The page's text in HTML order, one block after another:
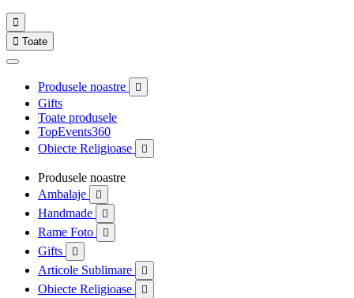

 Toate
Produsele noastre 
Gifts
Toate produsele
TopEvents360
Obiecte Religioase

Produsele noastre
Ambalaje

Handmade 
Rame Foto 
Gifts 
Articole Sublimare 
Obiecte Religioase 